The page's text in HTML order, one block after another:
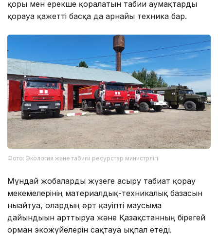
қоры мен ерекше қорғалатын табиғи аумақтарды
қорғауға қажетті басқа да арнайы техника бар.
Фото: Экология және табиғи ресурстар министрлігі
Мұндай жобаларды жүзеге асыру табиғат қорғау
мекемелерінің материалдық-техникалық базасын
нығайтуға, олардың өрт қауіпті маусымға
дайындығын арттыруға және Қазақстанның бірегей
орман экожүйелерін сақтауға ықпал етеді.